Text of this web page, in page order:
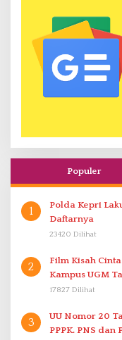
Populer
1
Polda Kepri
Daftarnya
23420 Dilihat
2
Film Kisah
Kampus UGM
17827 Dilihat
3
UU Nomor 20
PPPK. PNS dan